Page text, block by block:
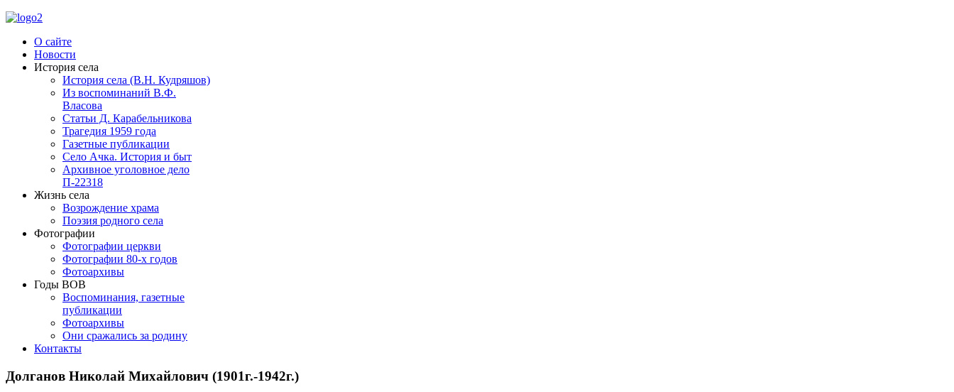
О сайте
Новости
История села
История села (В.Н. Кудряшов)
Из воспоминаний В.Ф.
Власова
Статьи Д. Карабельникова
Трагедия 1959 года
Газетные публикации
Село Ачка. История и быт
Архивное уголовное дело
П-22318
Жизнь села
Возрождение храма
Поэзия родного села
Фотографии
Фотографии церкви
Фотографии 80-х годов
Фотоархивы
Годы ВОВ
Воспоминания, газетные
публикации
Фотоархивы
Они сражались за родину
Контакты
Долганов Николай Михайлович (1901г.-1942г.)